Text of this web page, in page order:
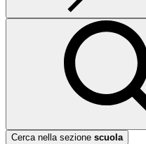
Cerca nella sezione scuola